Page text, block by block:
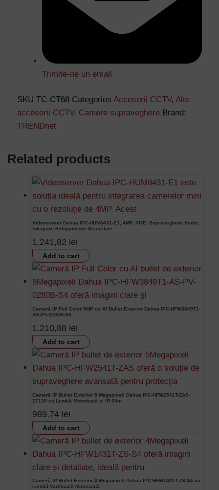
Trimite-ne un email
SKU TC-CT68 Categories Accesorii CCTV, Alte
accesorii CCTV, Camere supraveghere Brand:
TRENDnet
Related products
Videoserver Dahua IPC-HUM8431-E1, 4MP, POE, Supraveghere Audio,
Integrare Echipamente Securitate
1.241,82 lei
Add to cart
Cameră IP Full Color 8MP cu AI Bullet Exterior Dahua IPC-HFW3849T1-
AS-PV-0280B-S5
1.210,88 lei
Add to cart
Cameră IP Bullet Exterior 5 Megapixeli Dahua IPC-HFW2541T-ZAS-
27135 cu Lentilă Motorizată și IR 60m
989,74 lei
Add to cart
Cameră IP Bullet Exterior 4 Megapixeli Dahua IPC-HFW1431T-ZS-S4 cu
Lentilă Varifocală Motorizată